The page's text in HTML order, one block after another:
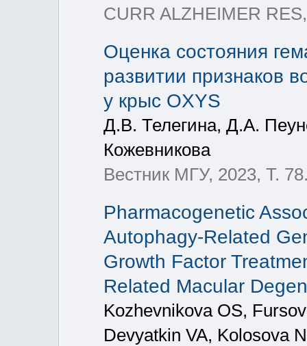
CURR ALZHEIMER
Оценка состояния
развитии признаков
у крыс OXYS
Д.В. Телегина, Д.А.
Кожевникова
Вестник МГУ, 2023, Т.
Pharmacogenetic
Autophagy-Related
Growth Factor
Related Macular
Kozhevnikova OS,
Devyatkin VA, Kolosova